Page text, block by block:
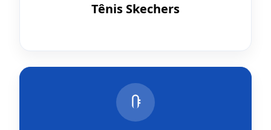
Tênis Skechers